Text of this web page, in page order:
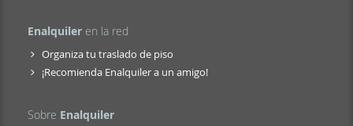
Enalquiler en la red
Organiza tu traslado de piso
¡Recomienda Enalquiler a un amigo!
Sobre Enalquiler